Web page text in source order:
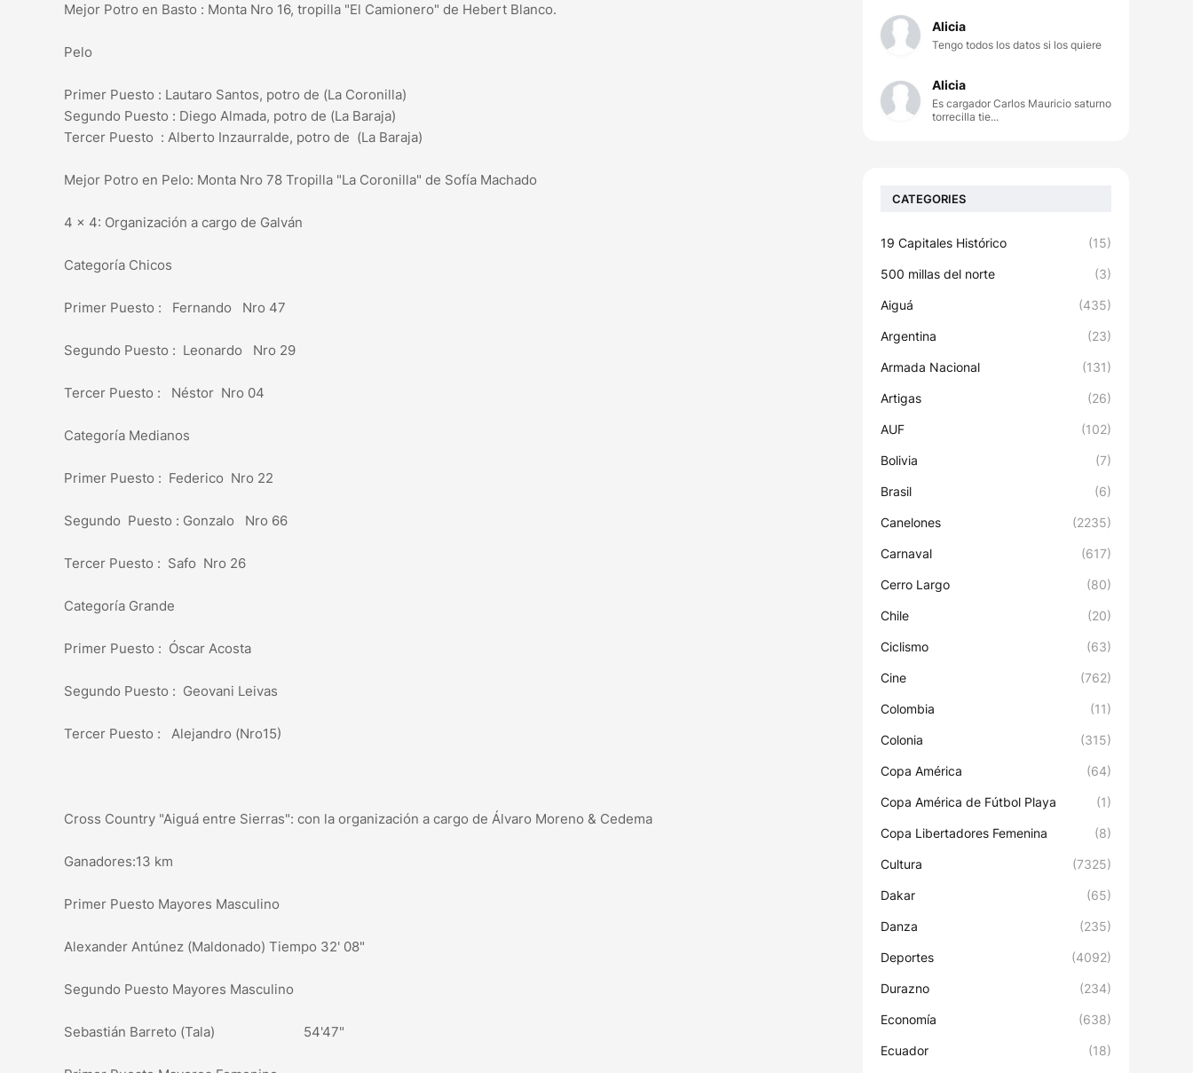
Mejor Potro en Basto : Monta Nro 16, tropilla "El Camionero" de Hebert Blanco.
Pelo
Primer Puesto : Lautaro Santos, potro de (La Coronilla)
Segundo Puesto : Diego Almada, potro de (La Baraja)
Tercer Puesto : Alberto Inzaurralde, potro de (La Baraja)
Mejor Potro en Pelo: Monta Nro 78 Tropilla "La Coronilla" de Sofía Machado
4 x 4: Organización a cargo de Galván
Categoría Chicos
Primer Puesto : Fernando Nro 47
Segundo Puesto : Leonardo Nro 29
Tercer Puesto : Néstor Nro 04
Categoría Medianos
Primer Puesto : Federico Nro 22
Segundo Puesto : Gonzalo Nro 66
Tercer Puesto : Safo Nro 26
Categoría Grande
Primer Puesto : Óscar Acosta
Segundo Puesto : Geovani Leivas
Tercer Puesto : Alejandro (Nro15)
Cross Country "Aiguá entre Sierras": con la organización a cargo de Álvaro Moreno & Cedema
Ganadores:13 km
Primer Puesto Mayores Masculino
Alexander Antúnez (Maldonado) Tiempo 32' 08"
Segundo Puesto Mayores Masculino
Sebastián Barreto (Tala) 54'47"
Alicia
Tengo todos los datos si los quiere
Alicia
Es cargador Carlos Mauricio saturno
torrecilla tie...
CATEGORIES
19 Capitales Histórico (15)
500 millas del norte (3)
Aiguá (435)
Argentina (23)
Armada Nacional (131)
Artigas (26)
AUF (102)
Bolivia (7)
Brasil (6)
Canelones (2235)
Carnaval (617)
Cerro Largo (80)
Chile (20)
Ciclismo (63)
Cine (762)
Colombia (11)
Colonia (315)
Copa América (64)
Copa América de Fútbol Playa (1)
Copa Libertadores Femenina (8)
Cultura (7325)
Dakar (65)
Danza (235)
Deportes (4092)
Durazno (234)
Economía (638)
Ecuador (18)